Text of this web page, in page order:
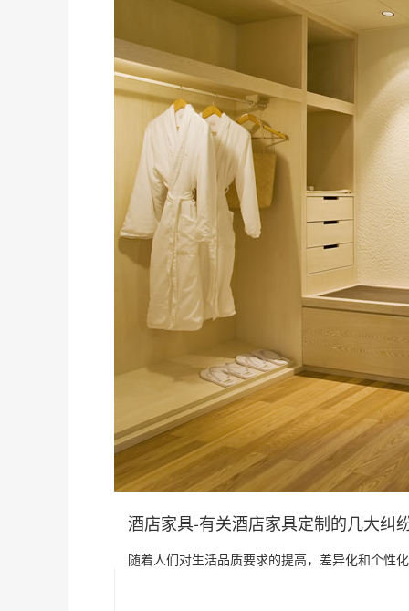
酒店家具-有关酒店家具定制的几大纠
随着人们对生活品质要求的提高，差异化和个性